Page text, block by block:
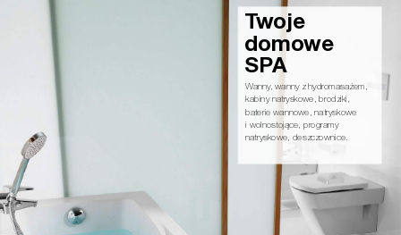
Wanny, wanny z hydromasażem,
kabiny natryskowe, brodziki,
baterie wannowe, natryskowe
i wolnostojące, programy
natryskowe, deszczownice.
Twoje
d omowe
S PA